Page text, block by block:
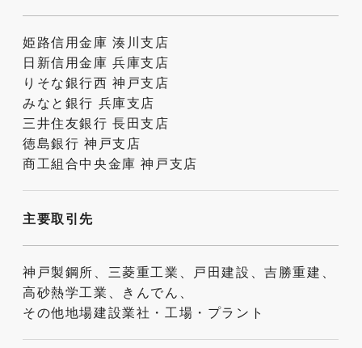
姫路信用金庫 湊川支店
日新信用金庫 兵庫支店
りそな銀行西 神戸支店
みなと銀行 兵庫支店
三井住友銀行 長田支店
徳島銀行 神戸支店
商工組合中央金庫 神戸支店
主要取引先
神戸製鋼所、三菱重工業、戸田建設、吉勝重建、
高砂熱学工業、きんでん、
その他地場建設業社・工場・プラント